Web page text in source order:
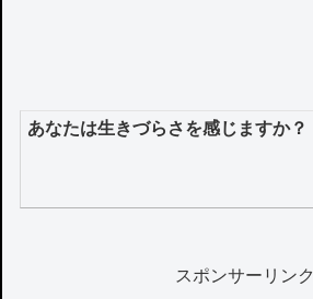
あなたは生きづらさを感じますか？
スポンサーリンク